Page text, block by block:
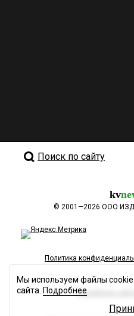
Поиск по сайту
kv
© 2001—2026 ООО
Политика
Разработка сайта
Мы используем файлы
сайта. Подробнее